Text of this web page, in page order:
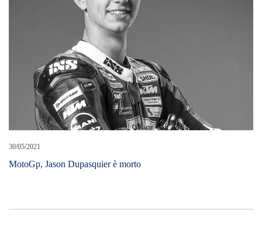
MotoGp, Jason Dupasquier è morto
LEAVE A REPLY